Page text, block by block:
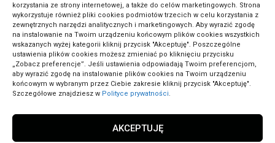
korzystania ze strony internetowej, a także do celów marketingowych. Strona
wykorzystuje również pliki cookies podmiotów trzecich w celu korzystania z
zewnętrznych narzędzi analitycznych i marketingowych. Aby wyrazić zgodę
na instalowanie na Twoim urządzeniu końcowym plików cookies wszystkich
wskazanych wyżej kategorii kliknij przycisk "Akceptuję". Poszczególne
ustawienia plików cookies możesz zmieniać po kliknięciu przycisku
„Zobacz preferencje”. Jeśli ustawienia odpowiadają Twoim preferencjom,
aby wyrazić zgodę na instalowanie plików cookies na Twoim urządzeniu
końcowym w wybranym przez Ciebie zakresie kliknij przycisk "Akceptuję".
Szczegółowe znajdziesz w Polityce prywatności.
AKCEPTUJĘ
Jak komornik sprawdza pojazdy w CEPIK – zakres